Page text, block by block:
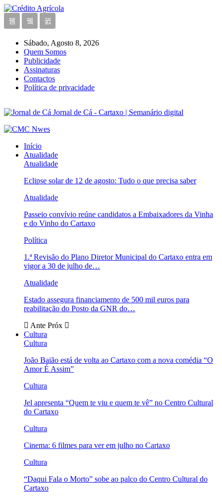
Sábado, Agosto 8, 2026
Quem Somos
Publicidade
Assinaturas
Contactos
Política de privacidade
Jornal de Cá - Cartaxo | Semanário digital
Início
Atualidade
Atualidade
Eclipse solar de 12 de agosto: Tudo o que precisa saber
Atualidade
Passeio convívio reúne candidatos a Embaixadores da Vinha
e do Vinho do Cartaxo
Política
1.ª Revisão do Plano Diretor Municipal do Cartaxo entra em
vigor a 30 de julho de…
Atualidade
Estado assegura financiamento de 500 mil euros para
reabilitação do Posto da GNR do…
Ante Próx
Cultura
Cultura
João Baião está de volta ao Cartaxo com a nova comédia “O
Amor É Assim”
Cultura
Jel apresenta “Quem te viu e quem te vê” no Centro Cultural
do Cartaxo
Cultura
Cinema: 6 filmes para ver em julho no Cartaxo
Cultura
“Daqui Fala o Morto” sobe ao palco do Centro Cultural do
Cartaxo